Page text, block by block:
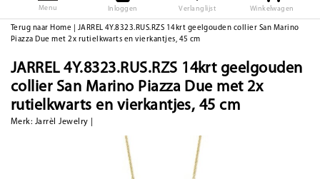
Menu Inloggen Verlanglijst Winkelwagen
Terug naar Home
JARREL 4Y.8323.RUS.RZS 14krt geelgouden collier San Marino
Piazza Due met 2x rutielkwarts en vierkantjes, 45 cm
JARREL 4Y.8323.RUS.RZS 14krt geelgouden
collier San Marino Piazza Due met 2x
rutielkwarts en vierkantjes, 45 cm
Merk: Jarrèl Jewelry